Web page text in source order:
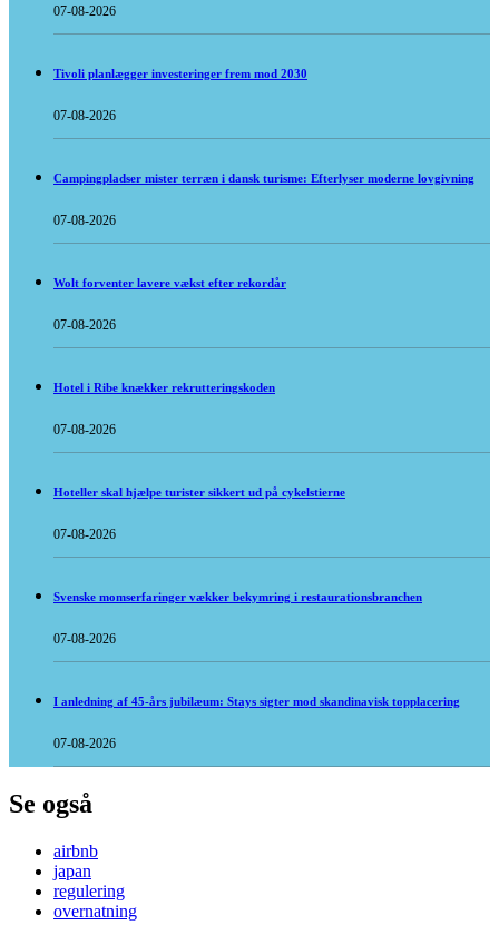
07-08-2026
Tivoli planlægger investeringer frem mod 2030
07-08-2026
Campingpladser mister terræn i dansk turisme: Efterlyser moderne lovgivning
07-08-2026
Wolt forventer lavere vækst efter rekordår
07-08-2026
Hotel i Ribe knækker rekrutteringskoden
07-08-2026
Hoteller skal hjælpe turister sikkert ud på cykelstierne
07-08-2026
Svenske momserfaringer vækker bekymring i restaurationsbranchen
07-08-2026
I anledning af 45-års jubilæum: Stays sigter mod skandinavisk topplacering
07-08-2026
Se også
airbnb
japan
regulering
overnatning